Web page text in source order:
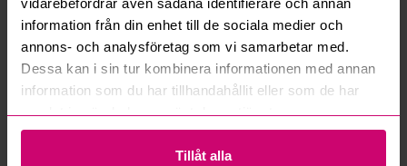
information från din enhet till de sociala medier och
annons- och analysföretag som vi samarbetar med.
Dessa kan i sin tur kombinera informationen med annan
information som du har tillhandahållit eller som de har
samlat in när du har använt deras tjänster.
Tillåt alla
4d 15h Bromma
Oanvänd